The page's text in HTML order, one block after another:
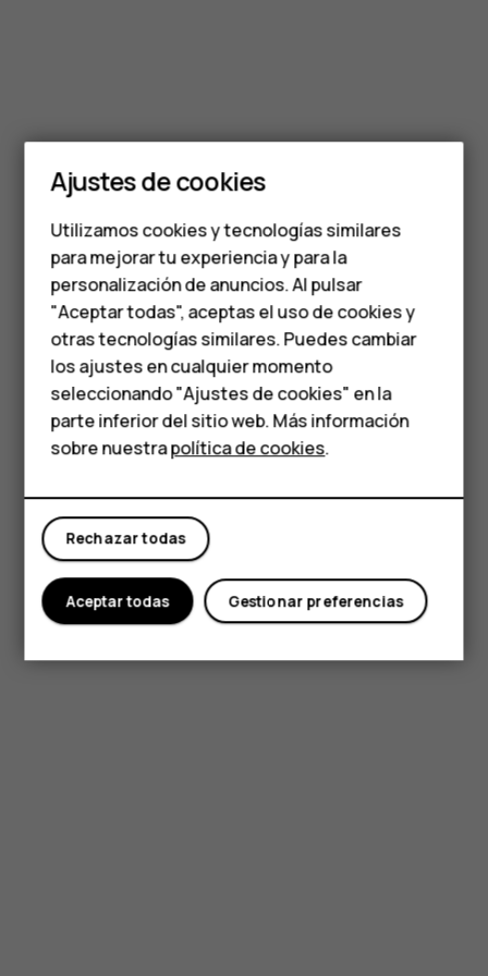
Teléfonos clásicos
Teléfonos para
personas mayores
Accesorios
HMD Terra M
Para empresas
Tabletas
Tienda
Mi cuenta
Ajustes de cookies
Utilizamos cookies y tecnologías similares
para mejorar tu experiencia y para la
personalización de anuncios. Al pulsar
"Aceptar todas", aceptas el uso de cookies y
otras tecnologías similares. Puedes cambiar
los ajustes en cualquier momento
seleccionando "Ajustes de cookies" en la
parte inferior del sitio web. Más información
sobre nuestrapolítica de cookies.
Rechazar todas
Gestionar preferencias
Aceptar todas